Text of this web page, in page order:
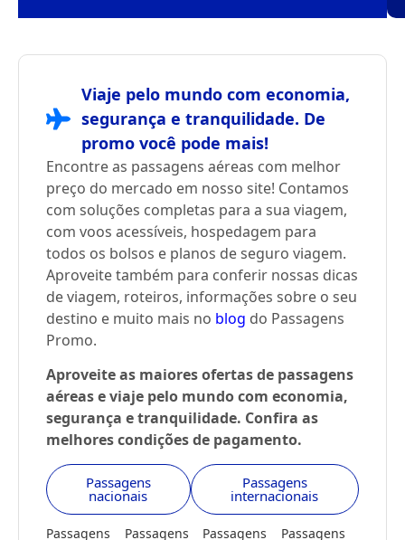
Viaje pelo mundo com economia,
segurança e tranquilidade. De
promo você pode mais!
Encontre as passagens aéreas com melhor
preço do mercado em nosso site! Contamos
com soluções completas para a sua viagem,
com voos acessíveis, hospedagem para
todos os bolsos e planos de seguro viagem.
Aproveite também para conferir nossas dicas
de viagem, roteiros, informações sobre o seu
destino e muito mais no blog do Passagens
Promo.
Aproveite as maiores ofertas de passagens
aéreas e viaje pelo mundo com economia,
segurança e tranquilidade. Confira as
melhores condições de pagamento.
Passagens
nacionais
Passagens
internacionais
Passagens
Passagens
Passagens
Passagens